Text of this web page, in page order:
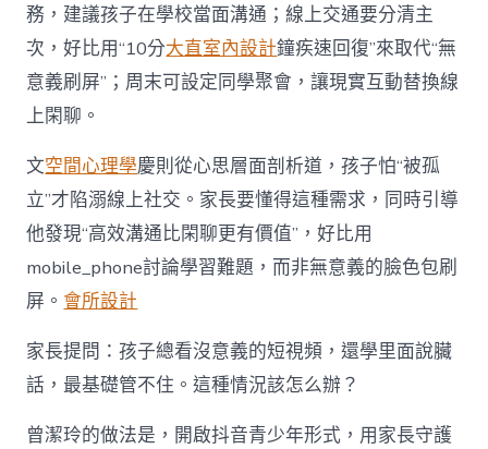
務，建議孩子在學校當面溝通；線上交通要分清主
次，好比用“10分大直室內設計鐘疾速回復”來取代“無
意義刷屏”；周末可設定同學聚會，讓現實互動替換線
上閑聊。
文空間心理學慶則從心思層面剖析道，孩子怕“被孤
立”才陷溺線上社交。家長要懂得這種需求，同時引導
他發現“高效溝通比閑聊更有價值”，好比用
mobile_phone討論學習難題，而非無意義的臉色包刷
屏。會所設計
家長提問：孩子總看沒意義的短視頻，還學里面說臟
話，最基礎管不住。這種情況該怎么辦？
曾潔玲的做法是，開啟抖音青少年形式，用家長守護